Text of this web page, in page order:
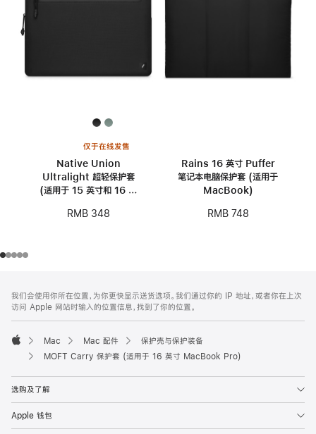
仅于在线发售
Native Union
Ultralight 超轻保护套
(适用于 15 英寸和 16 英
RMB 348
Rains 16 英寸 Puffer
笔记本电脑保护套 (适用于
MacBook)
RMB 748
页
页
脚
注
我们会使用你所在位置，为你更快显示送货选项。我们通过你的 IP 地址，或者你在上次
访问 Apple 网站时输入的位置信息，找到了你的位置。
Apple
Mac Mac 配件
保护壳与保护装备
MOFT Carry 保护套 (适用于 16 英寸 MacBook Pro)
选购及了解
Apple 钱包